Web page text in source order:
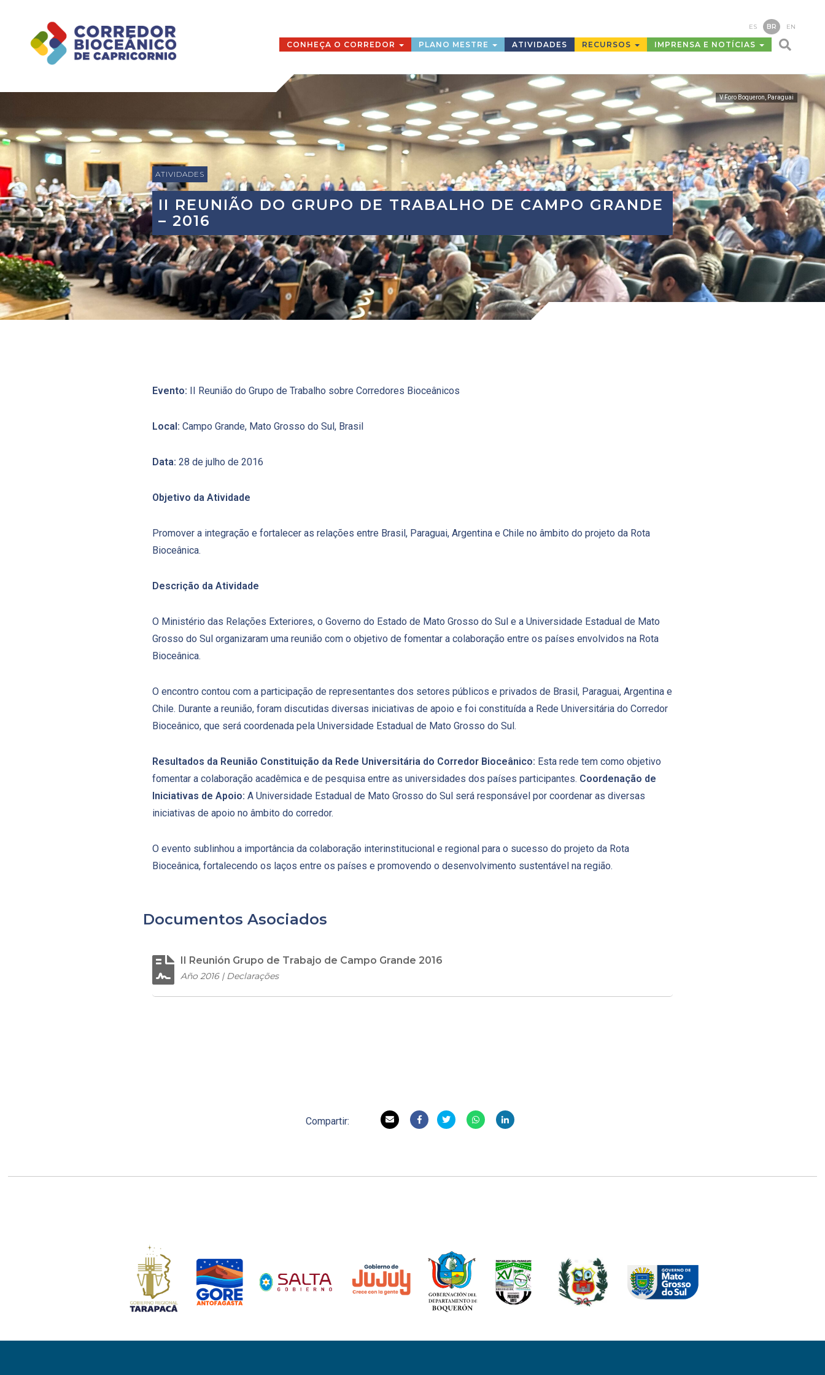
ES BR EN
CONHEÇA O CORREDOR PLANO MESTRE ATIVIDADES RECURSOS IMPRENSA E NOTÍCIAS
V Foro Boqueron, Paraguai
ATIVIDADES
II REUNIÃO DO GRUPO DE TRABALHO DE CAMPO GRANDE
– 2016
Evento: II Reunião do Grupo de Trabalho sobre Corredores Bioceânicos
Local: Campo Grande, Mato Grosso do Sul, Brasil
Data: 28 de julho de 2016
Objetivo da Atividade
Promover a integração e fortalecer as relações entre Brasil, Paraguai, Argentina e Chile no âmbito do projeto da Rota
Bioceânica.
Descrição da Atividade
O Ministério das Relações Exteriores, o Governo do Estado de Mato Grosso do Sul e a Universidade Estadual de Mato
Grosso do Sul organizaram uma reunião com o objetivo de fomentar a colaboração entre os países envolvidos na Rota
Bioceânica.
O encontro contou com a participação de representantes dos setores públicos e privados de Brasil, Paraguai, Argentina e
Chile. Durante a reunião, foram discutidas diversas iniciativas de apoio e foi constituída a Rede Universitária do Corredor
Bioceânico, que será coordenada pela Universidade Estadual de Mato Grosso do Sul.
Resultados da Reunião Constituição da Rede Universitária do Corredor Bioceânico: Esta rede tem como objetivo
fomentar a colaboração acadêmica e de pesquisa entre as universidades dos países participantes. Coordenação de
Iniciativas de Apoio: A Universidade Estadual de Mato Grosso do Sul será responsável por coordenar as diversas
iniciativas de apoio no âmbito do corredor.
O evento sublinhou a importância da colaboração interinstitucional e regional para o sucesso do projeto da Rota
Bioceânica, fortalecendo os laços entre os países e promovendo o desenvolvimento sustentável na região.
Documentos Asociados
II Reunión Grupo de Trabajo de Campo Grande 2016
Año 2016 | Declarações
Compartir: